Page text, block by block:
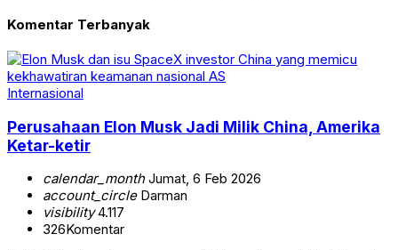
Komentar Terbanyak
Internasional
Perusahaan Elon Musk Jadi Milik China, Amerika
Ketar-ketir
calendar_monthJumat, 6 Feb 2026
account_circleDarman
visibility4.117
326Komentar